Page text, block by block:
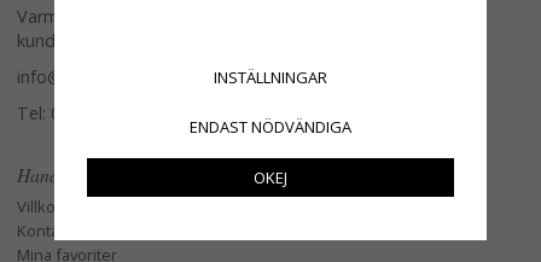
Varmt välkommen att kontakta vår
kundtjänst.
info@glasverandan.se
Tel: 079-3495968
Handla
Villkor
Kontakta oss
Mina favoriter
INSTÄLLNINGAR
ENDAST NÖDVÄNDIGA
OKEJ